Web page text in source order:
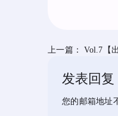
上一篇： Vol.7【
发表回复
您的邮箱地址